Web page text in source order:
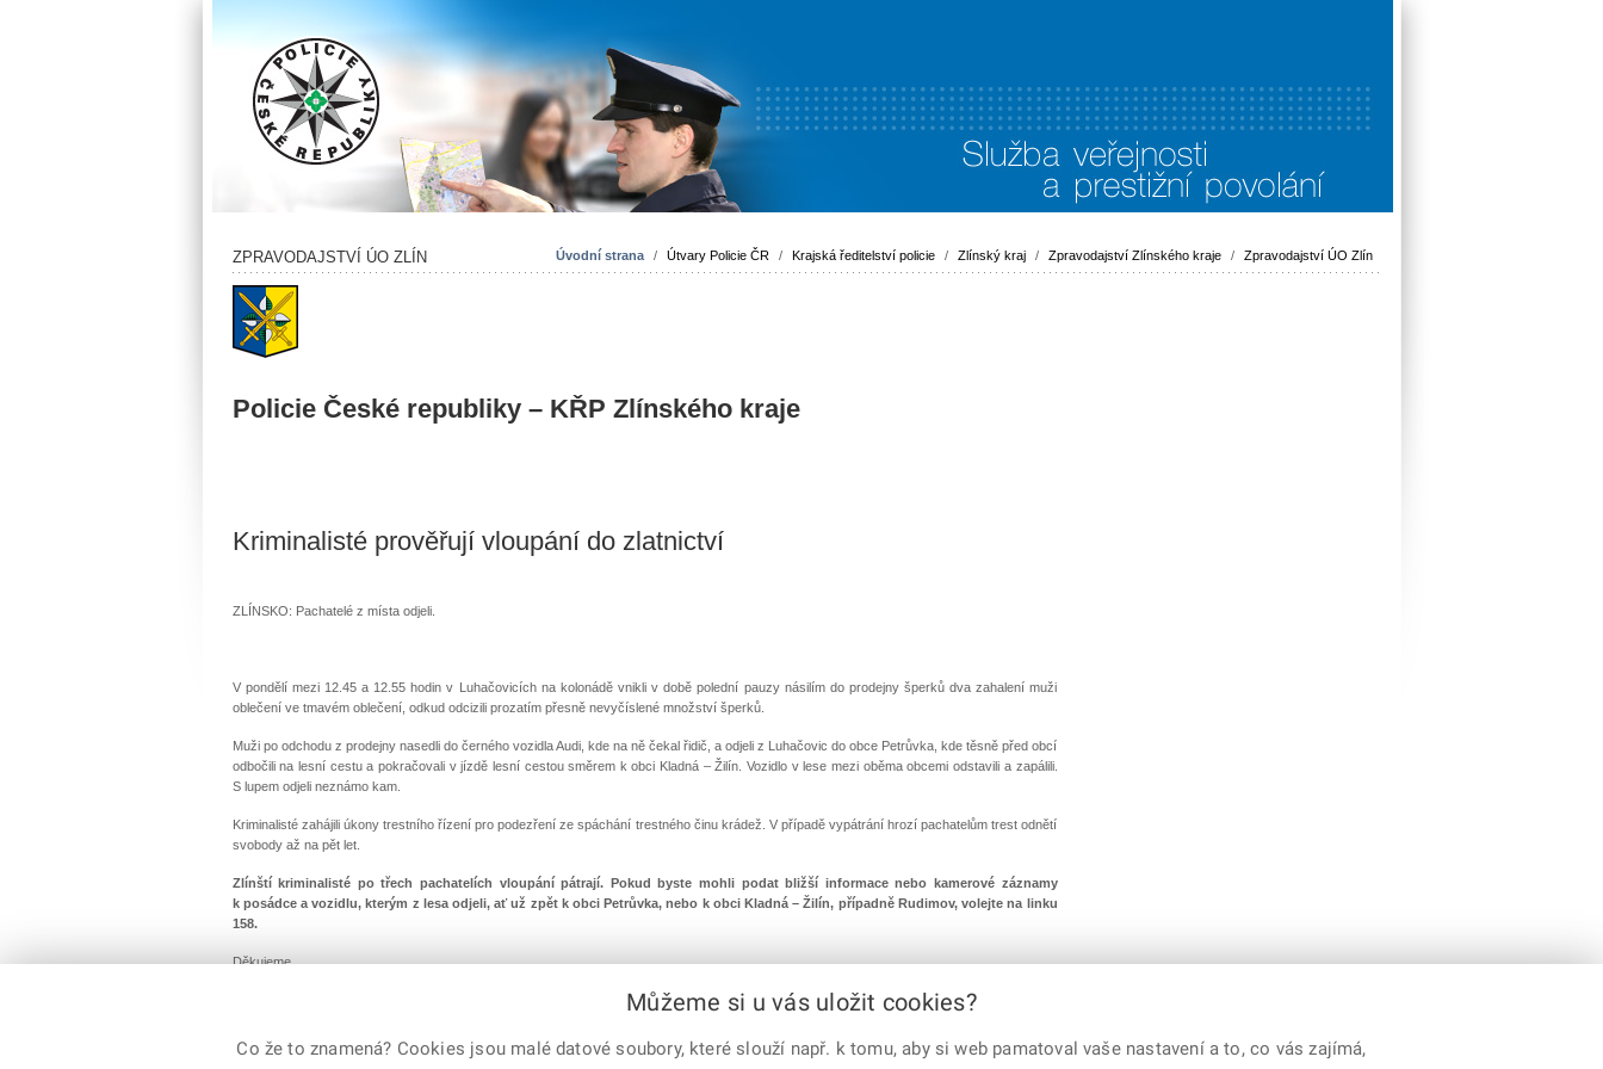
Úvodní strana / Útvary Policie ČR / Krajská ředitelství policie / Zlínský kraj / Zpravodajství Zlínského kraje / Zpravodajství ÚO Zlín
ZPRAVODAJSTVÍ ÚO ZLÍN
Policie České republiky – KŘP Zlínského kraje
Kriminalisté prověřují vloupání do zlatnictví
ZLÍNSKO: Pachatelé z místa odjeli.
V pondělí mezi 12.45 a 12.55 hodin v Luhačovicích na kolonádě vnikli v době polední pauzy násilím do prodejny šperků dva zahalení muži
oblečení ve tmavém oblečení, odkud odcizili prozatím přesně nevyčíslené množství šperků.
Muži po odchodu z prodejny nasedli do černého vozidla Audi, kde na ně čekal řidič, a odjeli z Luhačovic do obce Petrůvka, kde těsně před obcí
odbočili na lesní cestu a pokračovali v jízdě lesní cestou směrem k obci Kladná – Žilín. Vozidlo v lese mezi oběma obcemi odstavili a zapálili.
S lupem odjeli neznámo kam.
Kriminalisté zahájili úkony trestního řízení pro podezření ze spáchání trestného činu krádež. V případě vypátrání hrozí pachatelům trest odnětí
svobody až na pět let.
Zlínští kriminalisté po třech pachatelích vloupání pátrají. Pokud byste mohli podat bližší informace nebo kamerové záznamy
k posádce a vozidlu, kterým z lesa odjeli, ať už zpět k obci Petrůvka, nebo k obci Kladná – Žilín, případně Rudimov, volejte na linku
158.
Děkujeme.
Můžeme si u vás uložit cookies?
Co že to znamená? Cookies jsou malé datové soubory, které slouží např. k tomu, aby si web pamatoval vaše nastavení a to, co vás zajímá,